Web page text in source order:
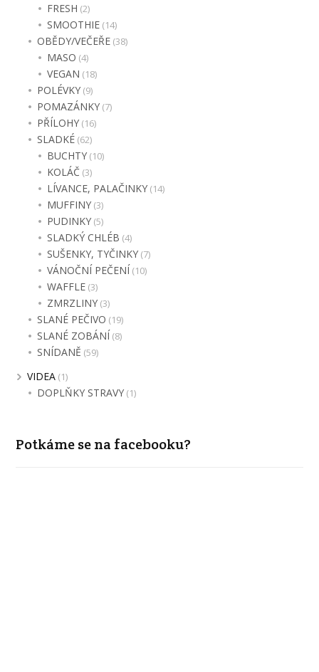
FRESH (2)
SMOOTHIE (14)
OBĚDY/VEČEŘE (38)
MASO (4)
VEGAN (18)
POLÉVKY (9)
POMAZÁNKY (7)
PŘÍLOHY (16)
SLADKÉ (62)
BUCHTY (10)
KOLÁČ (3)
LÍVANCE, PALAČINKY (14)
MUFFINY (3)
PUDINKY (5)
SLADKÝ CHLÉB (4)
SUŠENKY, TYČINKY (7)
VÁNOČNÍ PEČENÍ (10)
WAFFLE (3)
ZMRZLINY (3)
SLANÉ PEČIVO (19)
SLANÉ ZOBÁNÍ (8)
SNÍDANĚ (59)
VIDEA (1)
DOPLŇKY STRAVY (1)
Potkáme se na facebooku?